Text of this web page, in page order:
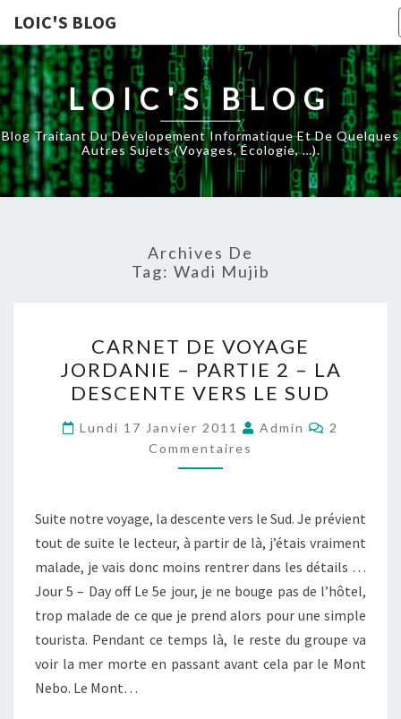
LOIC'S BLOG
LOIC'S BLOG
Blog Traitant Du Dévelopement Informatique Et De Quelques
Autres Sujets (voyages, Écologie, …).
Archives De
Tag: Wadi Mujib
DE
VOYAGE
JORDANIE
–
PARTIE
2
LA
DESCENTE
VERS
LE
SUD
CARNET DE VOYAGE
JORDANIE – PARTIE 2 – LA
DESCENTE VERS LE SUD
Lundi 17 Janvier 2011 Admin
2
Commentaires
Suite notre voyage, la descente vers le Sud. Je prévient
tout de suite le lecteur, à partir de là, j’étais vraiment
malade, je vais donc moins rentrer dans les détails …
Jour 5 – Day off Le 5e jour, je ne bouge pas de l’hôtel,
trop malade de ce que je prend alors pour une simple
tourista. Pendant ce temps là, le reste du groupe va
voir la mer morte en passant avant cela par le Mont
Nebo. Le Mont…